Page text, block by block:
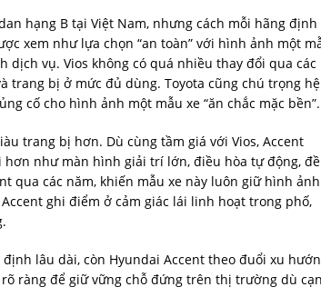
hạng B tại Việt Nam, nhưng cách mỗi hãng định
xem như lựa chọn “an toàn” với hình ảnh một
vụ. Vios không có quá nhiều thay đổi qua các
trang bị ở mức đủ dùng. Toyota cũng chú trọng hệ
cố cho hình ảnh một mẫu xe “ăn chắc mặc bền”.
trang bị hơn. Dù cùng tầm giá với Vios, Accent
như màn hình giải trí lớn, điều hòa tự động, đề
qua các năm, khiến mẫu xe này luôn giữ hình ảnh
ghi điểm ở cảm giác lái linh hoạt trong phố,
lâu dài, còn Hyundai Accent theo đuổi xu
ràng để giữ vững chỗ đứng trên thị trường dù